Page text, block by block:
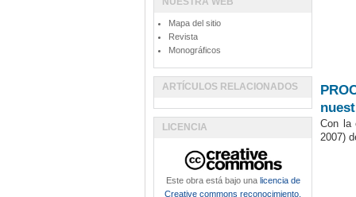
Con
2007)
Mapa del sitio
Revista
Monográficos
ARTÍCULOS RELACIONADOS
LICENCIA
Este obra está bajo una licencia de
Creative commons reconocimiento,